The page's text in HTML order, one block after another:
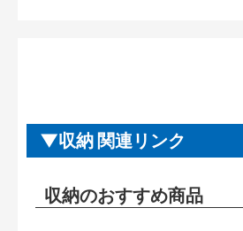
収納 関連リンク
収納のおすすめ商品